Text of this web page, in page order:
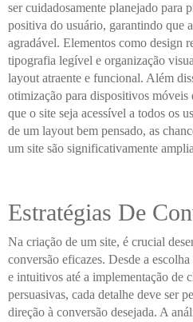
ser cuidadosamente planejado para
positiva do usuário, garantindo que
agradável. Elementos como design
tipografia legível e organização
layout atraente e funcional. Além
otimização para dispositivos móveis
que o site seja acessível a todos os
de um layout bem pensado, as
um site são significativamente
Estratégias De
Na criação de um site, é crucial
conversão eficazes. Desde a
e intuitivos até a implementação de
persuasivas, cada detalhe deve ser
direção à conversão desejada. A